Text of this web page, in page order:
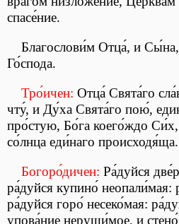
спасе́ние.
Благослови́м Отца́, и
Го́спода.
Тро́ичен: Отца́ Свята́го
чту́, и Ду́ха Свята́го пою́,
про́стую, Бо́га коего́ждо
со́лнца еди́наго происходя́ща.
Богоро́дичен: Ра́дуйся
ра́дуйся купино́ неопали́мая:
ра́дуйся горо́ несеко́мая:
упова́ние неруши́мое, и